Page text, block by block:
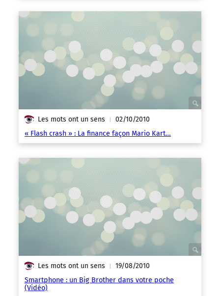
Les mots ont un sens | 02/10/2010
« Flash crash » : La finance façon Mario Kart…
Les mots ont un sens | 19/08/2010
Smartphone : un Big Brother dans votre poche
(Vidéo)